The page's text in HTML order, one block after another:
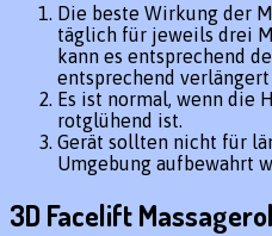
Die beste Wirkung der
täglich für jeweils drei
kann es entsprechend
entsprechend
Es ist normal, wenn die
rotglühend ist.
Gerät sollten nicht für
Umgebung aufbewahrt
3D Facelift